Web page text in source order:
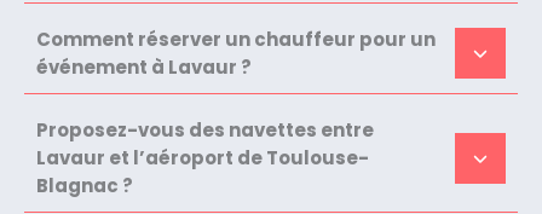
Comment réserver un chauffeur pour un
événement à Lavaur ?
Proposez-vous des navettes entre
Lavaur et l’aéroport de Toulouse-
Blagnac ?